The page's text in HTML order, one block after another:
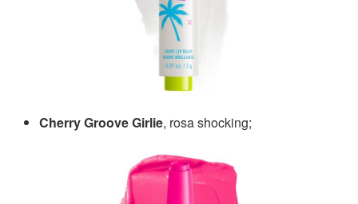
Cherry Groove Girlie, rosa shocking;